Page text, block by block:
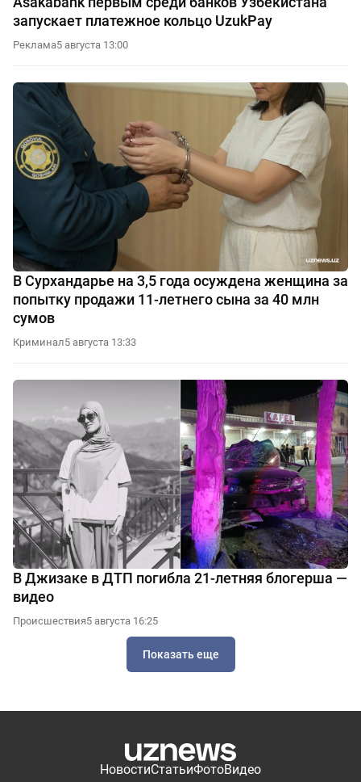
запускает платежное кольцо UzukPay
Реклама5 августа 13:00
В Сурхандарье на 3,5 года осуждена женщина за
попытку продажи 11-летнего сына за 40 млн
сумов
Криминал5 августа 13:33
В Джизаке в ДТП погибла 21-летняя блогерша —
видео
Происшествия5 августа 16:25
Показать еще
НовостиСтатьиФотоВидео